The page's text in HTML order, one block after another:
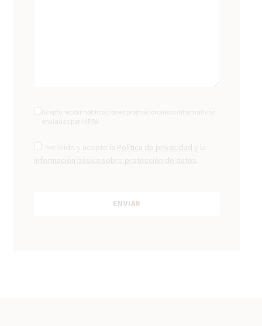
Acepto recibir notificaciones promocionales o informativas
enviadas por HIPRA
He leido y acepto la Política de privacidad y la
información básica sobre protección de datos